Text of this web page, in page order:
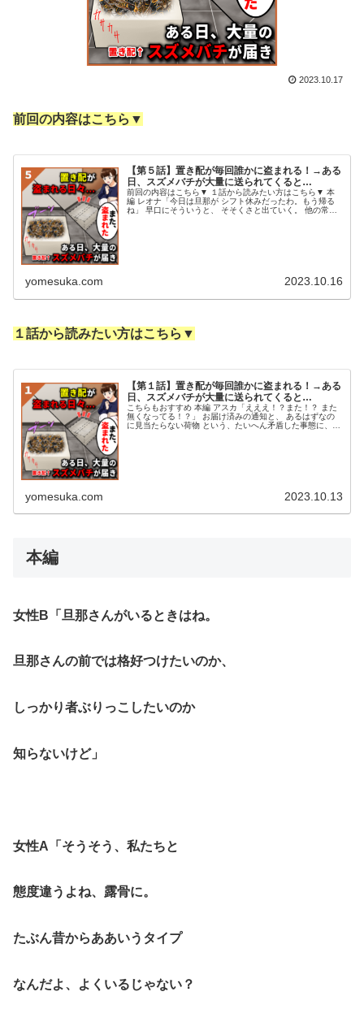
2023.10.17
前回の内容はこちら▼
【第５話】置き配が毎回誰かに盗まれる！→ある
日、スズメバチが大量に送られてくると…
前回の内容はこちら▼ １話から読みたい方はこちら▼ 本
編 レオナ「今日は旦那が シフト休みだったわ。もう帰る
ね」 早口にそういうと、 そそくさと出ていく。 他の常連
yomesuka.com 2023.10.16
１話から読みたい方はこちら▼
【第１話】置き配が毎回誰かに盗まれる！→ある
日、スズメバチが大量に送られてくると…
こちらもおすすめ 本編 アスカ「えええ！？また！？ また
無くなってる！？」 お届け済みの通知と、 あるはずなの
に見当たらない荷物 という、たいへん矛盾した事態に、
yomesuka.com 2023.10.13
本編
女性B「旦那さんがいるときはね。
旦那さんの前では格好つけたいのか、
しっかり者ぶりっこしたいのか
知らないけど」
女性A「そうそう、私たちと
態度違うよね、露骨に。
たぶん昔からああいうタイプ
なんだよ、よくいるじゃない？